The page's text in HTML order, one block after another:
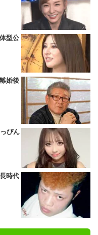
型公
婚後
ぴん
時代